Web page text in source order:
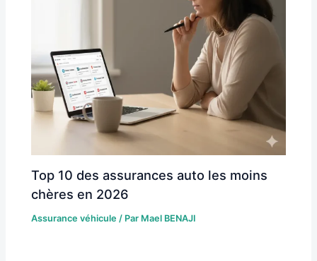
Top 10 des assurances auto les moins
chères en 2026
Assurance véhicule / Par Mael BENAJI